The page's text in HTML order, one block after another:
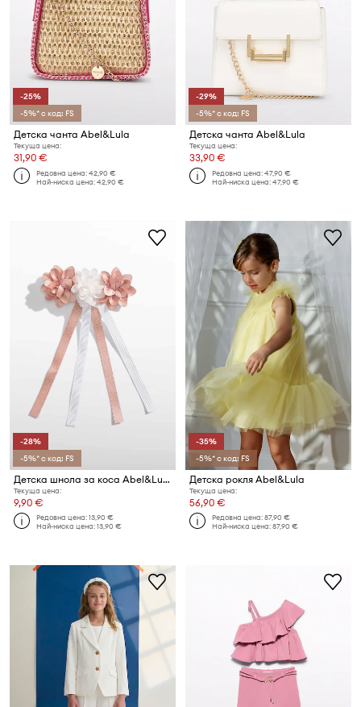
-25%
-5%* с код: FS
Детска чанта Abel&Lula
Текуща цена:
31,90 €
Редовна цена:42,90 €
Най-ниска цена:42,90 €
-29%
-5%* с код: FS
Детска чанта Abel&Lula
Текуща цена:
33,90 €
Редовна цена:47,90 €
Най-ниска цена:47,90 €
-28%
-5%* с код: FS
Детска шнола за коса Abel&Lula
Текуща цена:
9,90 €
Редовна цена:13,90 €
Най-ниска цена:13,90 €
-35%
-5%* с код: FS
Детска рокля Abel&Lula
Текуща цена:
56,90 €
Редовна цена:87,90 €
Най-ниска цена:87,90 €